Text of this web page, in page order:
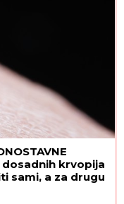
dosadnih krvopija
sami, a za drugu